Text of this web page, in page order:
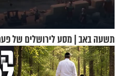
תשעה באב | מסע לירושלים של